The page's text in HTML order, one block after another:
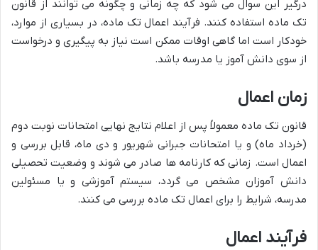
درگیر این سوال می شود که چه زمانی و چگونه می توانند از قانون
تک ماده استفاده کنند. فرآیند اعمال تک ماده، در بسیاری از موارد،
خودکار است اما گاهی اوقات ممکن است نیاز به پیگیری و درخواست
از سوی دانش آموز یا مدرسه باشد.
زمان اعمال
قانون تک ماده معمولاً پس از اعلام نتایج نهایی امتحانات نوبت دوم
(خرداد ماه) و یا امتحانات جبرانی شهریور و دی ماه، قابل بررسی و
اعمال است. زمانی که کارنامه ها صادر می شوند و وضعیت تحصیلی
دانش آموزان مشخص می گردد، سیستم آموزشی و یا مسئولین
مدرسه، شرایط را برای اعمال تک ماده بررسی می کنند.
فرآیند اعمال